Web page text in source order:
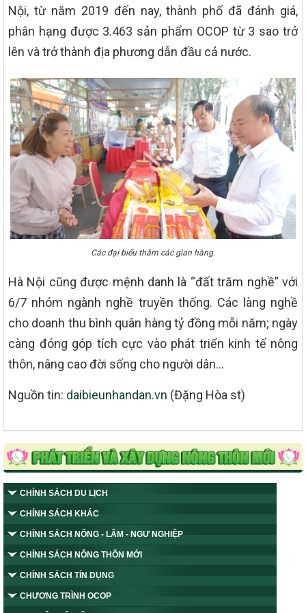
Nội, từ năm 2019 đến nay, thành phố đã đánh giá,
phân hạng được 3.463 sản phẩm OCOP từ 3 sao trở
lên và trở thành địa phương dẫn đầu cả nước.
Các đại biểu thăm các gian hàng.
Hà Nội cũng được mệnh danh là “đất trăm nghề” với
6/7 nhóm ngành nghề truyền thống. Các làng nghề
cho doanh thu bình quân hàng tỷ đồng mỗi năm; ngày
càng đóng góp tích cực vào phát triển kinh tế nông
thôn, nâng cao đời sống cho người dân…
Nguồn tin: daibieunhandan.vn (Đặng Hòa st)
CHÍNH SÁCH DU LỊCH
CHÍNH SÁCH KHÁC
CHÍNH SÁCH NÔNG - LÂM - NGƯ NGHIỆP
CHÍNH SÁCH NÔNG THÔN MỚI
CHÍNH SÁCH TÍN DỤNG
CHƯƠNG TRÌNH OCOP